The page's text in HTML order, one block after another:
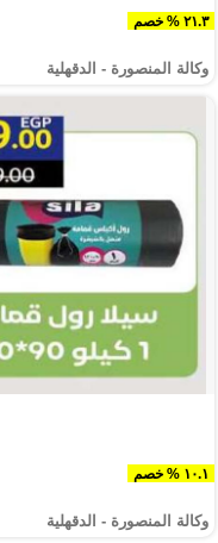
٢١.٣ % خصم
وكالة المنصورة - الدقهلية‎
١٠.١ % خصم
وكالة المنصورة - الدقهلية‎